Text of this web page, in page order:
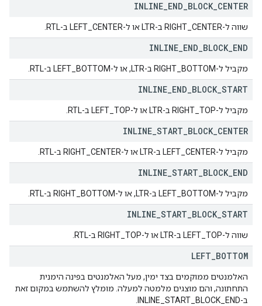
INLINE END BLOCK CENTER
שווה ל-RIGHT_CENTER ב-LTR או ל-LEFT_CENTER ב-RTL.
INLINE END BLOCK END
מקביל ל-RIGHT_BOTTOM ב-LTR, או ל-LEFT_BOTTOM ב-RTL.
INLINE END BLOCK START
מקביל ל-RIGHT_TOP ב-LTR או ל-LEFT_TOP ב-RTL.
INLINE START BLOCK CENTER
מקביל ל-LEFT_CENTER ב-LTR או ל-RIGHT_CENTER ב-RTL.
INLINE START BLOCK END
מקביל ל-LEFT_BOTTOM ב-LTR, או ל-RIGHT_BOTTOM ב-RTL.
INLINE START BLOCK START
שווה ל-LEFT_TOP ב-LTR או ל-RIGHT_TOP ב-RTL.
LEFT BOTTOM
האלמנטים ממוקמים בצד ימין, מעל האלמנטים בפינה הימנית
התחתונה, והם מוצגים מלמטה למעלה. מומלץ להשתמש במקום זאת
ב-INLINE_START_BLOCK_END.